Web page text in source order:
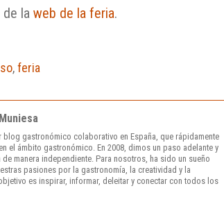
de laweb de la feria.
,feria
blog gastronómico colaborativo en España, que rápidamente
el ámbito gastronómico. En 2008, dimos un paso adelante y
manera independiente. Para nosotros, ha sido un sueño
pasiones por la gastronomía, la creatividad y la
es inspirar, informar, deleitar y conectar con todos los